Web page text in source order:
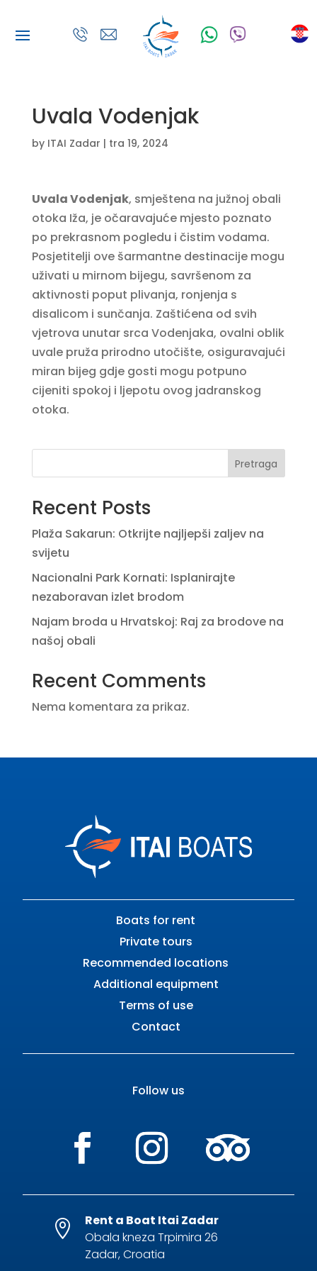
Uvala Vodenjak
by ITAI Zadar | tra 19, 2024
Uvala Vodenjak, smještena na južnoj obali
otoka Iža, je očaravajuće mjesto poznato
po prekrasnom pogledu i čistim vodama.
Posjetitelji ove šarmantne destinacije mogu
uživati u mirnom bijegu, savršenom za
aktivnosti poput plivanja, ronjenja s
disalicom i sunčanja. Zaštićena od svih
vjetrova unutar srca Vodenjaka, ovalni oblik
uvale pruža prirodno utočište, osiguravajući
miran bijeg gdje gosti mogu potpuno
cijeniti spokoj i ljepotu ovog jadranskog
otoka.
Pretraga
Recent Posts
Plaža Sakarun: Otkrijte najljepši zaljev na
svijetu
Nacionalni Park Kornati: Isplanirajte
nezaboravan izlet brodom
Najam broda u Hrvatskoj: Raj za brodove na
našoj obali
Recent Comments
Nema komentara za prikaz.
Boats for rent
Private tours
Recommended locations
Additional equipment
Terms of use
Contact
Follow us

Rent a Boat Itai Zadar
Obala kneza Trpimira 26
Zadar, Croatia